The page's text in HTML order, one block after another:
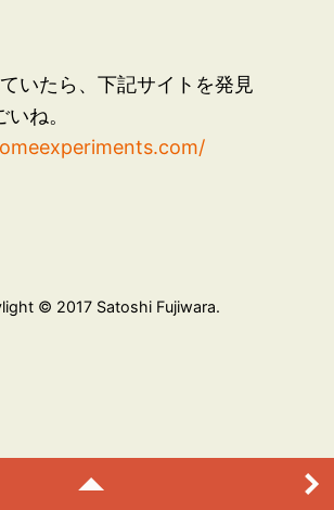
いたら、下記サイトを発見
ね。
© 2017 Satoshi Fujiwara.